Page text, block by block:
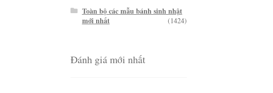
Toàn bộ các mẫu bánh sinh nhật
mới nhất
(1424)
Đánh giá mới nhất